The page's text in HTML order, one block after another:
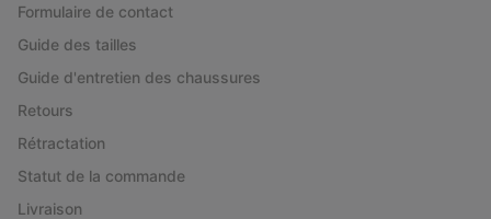
Formulaire de contact
Guide des tailles
Guide d'entretien des chaussures
Retours
Rétractation
Statut de la commande
Livraison